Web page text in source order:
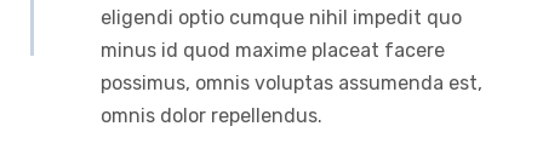
eligendi optio cumque nihil impedit quo
minus id quod maxime placeat facere
possimus, omnis voluptas assumenda est,
omnis dolor repellendus.